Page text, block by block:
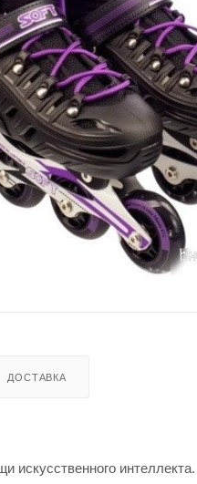
ДОСТАВКА
искусственного интеллекта.